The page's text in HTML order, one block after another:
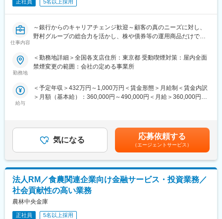
・担当顧客
<プライベート・ウェルス・マネジメント>
上場・未上場を問わず事業法人やそのオーナー様など、富裕層の
に向け、さまざまなソリューションを提供する業務です。本業の
課題解決や複雑化するお客様のお悩みに対し、野村グループ内外
・担当顧客
純資産30億円以上の事業法人、またそのオーナー様一族
野村グループのビジネスの拡大をめざす中で、その中核を担う業
務です。当社は業界のリーディングカンパニーであり、圧倒的な
実績と信頼を強みとしています。1925年の創立以来、常にお客様
と歩み続けてきた膨大な知見、グローバルに渡る卓越したリサー
チ力と日本の金融市場を牽引してきた野村グループの有する豊富
なリソースを活かし、「長い時間軸」 かつ「金融・非金融を問わ
ない幅広いアプローチ」で付加価値の高いコンサルティングビジ
ネスを実現しています。
変更の範囲：会社の定める業務
正社員 5名以上採用
仕事内容
～銀行からのキャリアチェンジ歓迎～顧客の真のニーズに対し、
野村グループの総合力を活かし、株や債券等の運用商品だけでな
ューションを提案可能です。
<富裕層向けの金融ソリューション営業/幅広い商品知識と高いコ
ンサルティング力を身に着けることが可能/離職率低い/中途入社5
■職務内容：
<ウェルスマネジメント>
富裕層のお客様(個人・法人)におけるバランスシート全体を捉えた
資産の管理、運用、保全などを含めた問題解決型コンサルティン
グをお任せします。資産運用、ポートフォリオ管理、資産承継、
事業承継、不動産、ローンなど、幅広い金融スキルが求められま
す。また、それぞれの地域属性を十分に把握し、地域に密着した
エリア・マーケティングを実践するとともに、野村證券の有する
あらゆる金融サービス機能を駆使して、新たな金融ビジネスの創
出に取り組んでいただきます。
・担当顧客
勤務地
＜勤務地詳細＞全国各支店住所：東京都 受動喫煙対策：屋内全面
禁煙変更の範囲：会社の定める事業所
給与
＜予定年収＞432万円～1,000万円＜賃金形態＞月給制＜賃金内訳
＞月額（基本給）：360,000円～490,000円＜月給＞360,000円～
は固定手当を含めた表記です。
気になる 応募依頼する
（エージェントサービス）
法人RM／食農関連企業向け金融サービス・投資業務／
社会貢献性の高い業務
農林中央金庫
正社員 5名以上採用